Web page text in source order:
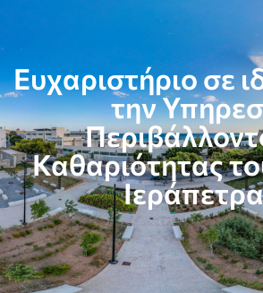
Ευχαριστήριο σε
την
Καθαριότητας